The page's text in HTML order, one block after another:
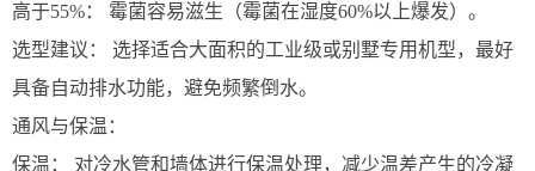
高于55%： 霉菌容易滋生（霉菌在湿度60%以上爆发）。
选型建议： 选择适合大面积的工业级或别墅专用机型，最好
具备自动排水功能，避免频繁倒水。
通风与保温：
保温： 对冷水管和墙体进行保温处理，减少温差产生的冷凝